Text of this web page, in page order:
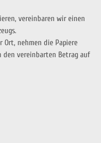
vereinbaren wir einen
Ort, nehmen die Papiere
den vereinbarten Betrag auf